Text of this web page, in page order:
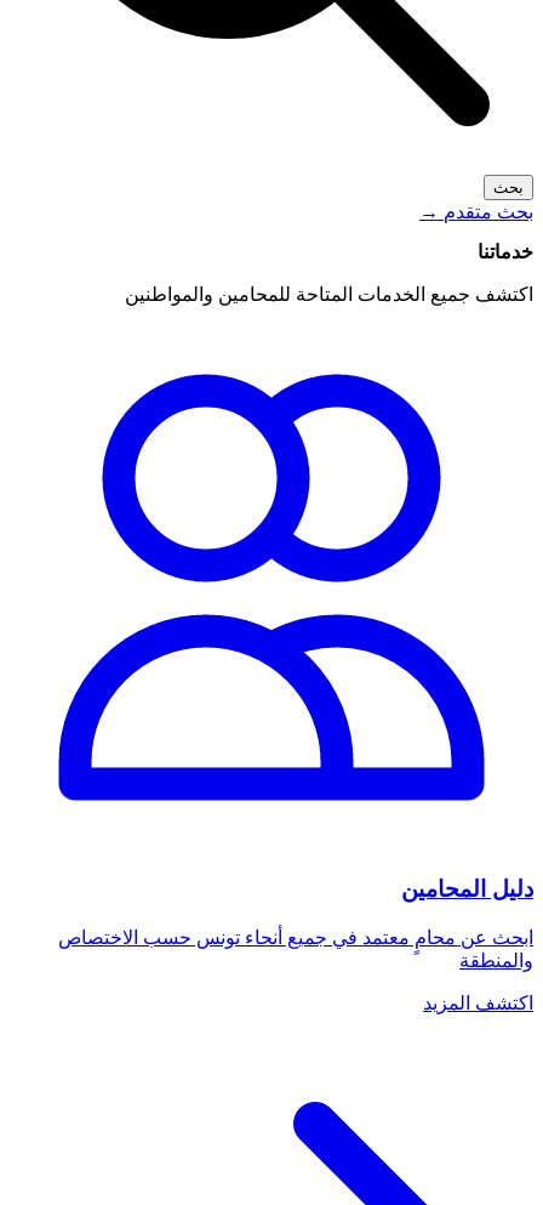
بحث
بحث متقدم →
خدماتنا
اكتشف جميع الخدمات المتاحة للمحامين والمواطنين
دليل المحامين
ابحث عن محامٍ معتمد في جميع أنحاء تونس حسب الاختصاص
والمنطقة
اكتشف المزيد